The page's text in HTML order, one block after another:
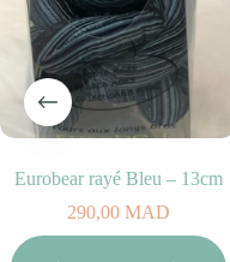
Eurobear rayé Bleu – 13cm
290,00MAD